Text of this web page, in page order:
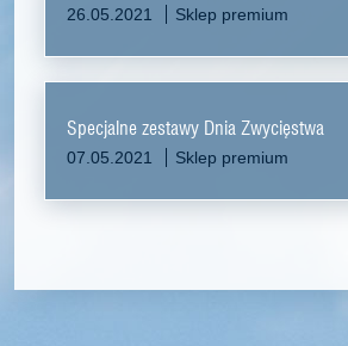
26.05.2021 Sklep premium
Specjalne zestawy Dnia Zwycięstwa
07.05.2021 Sklep premium